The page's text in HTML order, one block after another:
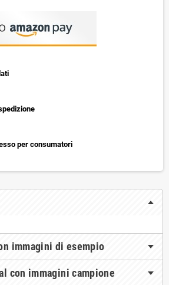
per consumatori
immagini di esempio
con immagini campione